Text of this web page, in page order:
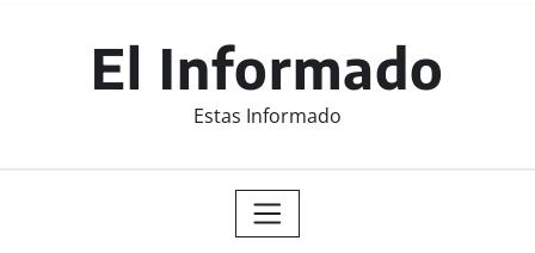
El Informado
Estas Informado